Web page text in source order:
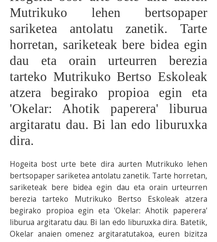
BEREZIAK
ARGAZKIAK
... AUKERA GEHIAGO
Mutrikuko lehen bertsopaper
sariketea antolatu zanetik. Tarte
horretan, sariketeak bere bidea egin
dau eta orain urteurren berezia
tarteko Mutrikuko Bertso Eskoleak
atzera begirako propioa egin eta
'Okelar: Ahotik paperera' liburua
argitaratu dau. Bi lan edo liburuxka
dira.
Hogeita bost urte bete dira aurten Mutrikuko lehen
bertsopaper sariketea antolatu zanetik. Tarte horretan,
sariketeak bere bidea egin dau eta orain urteurren
berezia tarteko Mutrikuko Bertso Eskoleak atzera
begirako propioa egin eta 'Okelar: Ahotik paperera'
liburua argitaratu dau. Bi lan edo liburuxka dira. Batetik,
Okelar anaien omenez argitaratutakoa, euren bizitza